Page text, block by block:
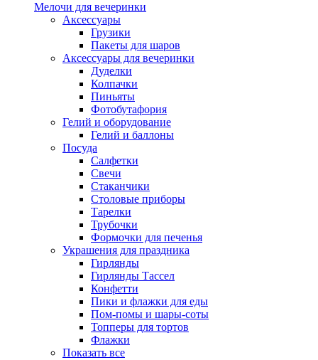
Мелочи для вечеринки
Аксессуары
Грузики
Пакеты для шаров
Аксессуары для вечеринки
Дуделки
Колпачки
Пиньяты
Фотобутафория
Гелий и оборудование
Гелий и баллоны
Посуда
Салфетки
Свечи
Стаканчики
Столовые приборы
Тарелки
Трубочки
Формочки для печенья
Украшения для праздника
Гирлянды
Гирлянды Тассел
Конфетти
Пики и флажки для еды
Пом-помы и шары-соты
Топперы для тортов
Флажки
Показать все